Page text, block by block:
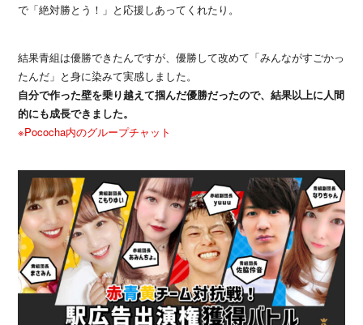
で「絶対勝とう！」と応援しあってくれたり。
結果青組は優勝できたんですが、優勝して改めて「みんながすごかっ
たんだ」と身に染みて実感しました。
自分で作った壁を乗り越えて掴んだ優勝だったので、結果以上に人間
的にも成長できました。
※Pococha内のグループチャット